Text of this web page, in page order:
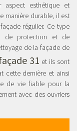
aspect esthétique et
manière durable, il est
régulier. Ce type
de protection et de
de la façade de
31 et ils sont
cette dernière et ainsi
de vie fiable pour la
avec des ouvriers